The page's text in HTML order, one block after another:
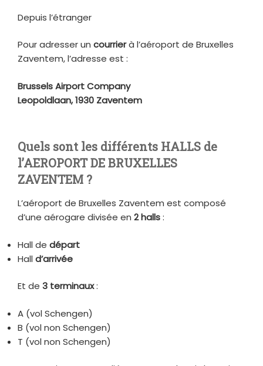
Depuis l’étranger
Pour adresser un courrierà l’aéroport de Bruxelles
Zaventem, l’adresse est :
Brussels Airport Company
Leopoldlaan, 1930 Zaventem
Quels sont les différents HALLS de
l’AEROPORT DE BRUXELLES
ZAVENTEM ?
L’aéroport de Bruxelles Zaventem est composé
d’une aérogare divisée en 2 halls:
Hall de départ
Hall d’arrivée
Et de 3 terminaux:
A (vol Schengen)
B (vol non Schengen)
T (vol non Schengen)